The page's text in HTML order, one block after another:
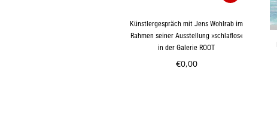
Künstlergespräch mit Jens Wohlrab im
Rahmen seiner Ausstellung »schlaflos«
in der Galerie ROOT
€0,00